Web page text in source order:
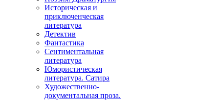
Историческая и
приключенческая
литература
Детектив
Фантастика
Сентиментальная
литература
Юмористическая
литература. Сатира
Художественно-
документальная проза.